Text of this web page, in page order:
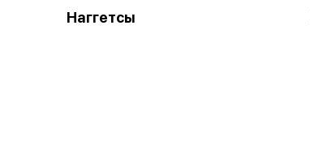
Наггетсы